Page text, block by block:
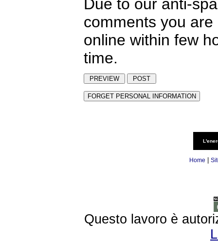
Due to our anti-
comments you
online within few
time.
Home
Questo lavoro è